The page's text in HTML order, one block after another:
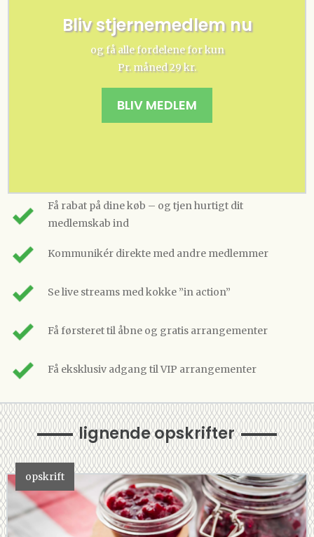
Bliv stjernemedlem nu
og få alle fordelene for kun
Pr. måned 29 kr.
BLIV MEDLEM
Få rabat på dine køb – og tjen hurtigt dit
medlemskab ind
Kommunikér direkte med andre medlemmer
Se live streams med kokke ”in action”
Få førsteret til åbne og gratis arrangementer
Få eksklusiv adgang til VIP arrangementer
lignende opskrifter
opskrift